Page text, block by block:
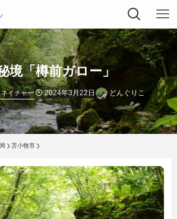
境「樽前ガロー」
ネイチャー 2024年3月22日 どんぐりこ
苫小牧市